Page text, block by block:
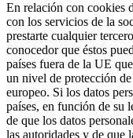
En relación con cookies
con los servicios de la
prestarte cualquier
conocedor que éstos
países fuera de la UE
un nivel de protección
europeo. Si los datos
países, en función de su
de que los datos
las autoridades y de que